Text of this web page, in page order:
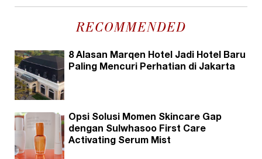
RECOMMENDED
8 Alasan Marqen Hotel Jadi Hotel Baru
Paling Mencuri Perhatian di Jakarta
Opsi Solusi Momen Skincare Gap
dengan Sulwhasoo First Care
Activating Serum Mist